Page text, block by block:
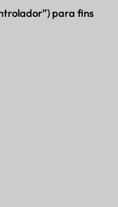
para fins